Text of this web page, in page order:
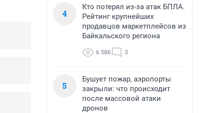
4
Кто потерял из-за атак БПЛА.
Рейтинг крупнейших
продавцов маркетплейсов из
Байкальского региона
6 586 3
5
Бушует пожар, аэропорты
закрыли: что происходит
после массовой атаки
дронов